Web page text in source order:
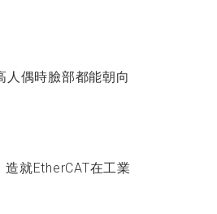
偶時臉部都能朝向
就EtherCAT在工業